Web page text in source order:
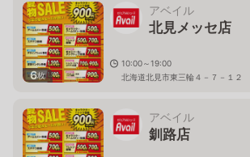
6枚
アベイル
北見メッセ店
10:00～19:00
北海道北見市東三輪４－７－１２
アベイル
釧路店